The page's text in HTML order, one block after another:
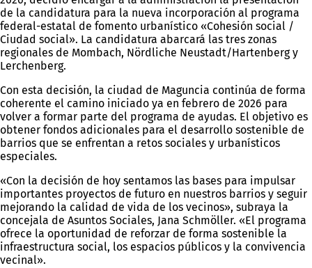
de la candidatura para la nueva incorporación al programa
federal-estatal de fomento urbanístico «Cohesión social /
Ciudad social». La candidatura abarcará las tres zonas
regionales de Mombach, Nördliche Neustadt/Hartenberg y
Lerchenberg.
Con esta decisión, la ciudad de Maguncia continúa de forma
coherente el camino iniciado ya en febrero de 2026 para
volver a formar parte del programa de ayudas. El objetivo es
obtener fondos adicionales para el desarrollo sostenible de
barrios que se enfrentan a retos sociales y urbanísticos
especiales.
«Con la decisión de hoy sentamos las bases para impulsar
importantes proyectos de futuro en nuestros barrios y seguir
mejorando la calidad de vida de los vecinos», subraya la
concejala de Asuntos Sociales, Jana Schmöller. «El programa
ofrece la oportunidad de reforzar de forma sostenible la
infraestructura social, los espacios públicos y la convivencia
vecinal».